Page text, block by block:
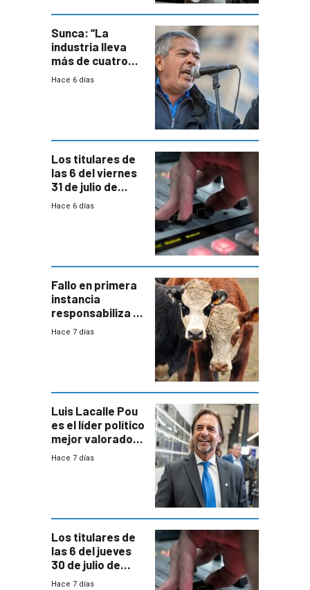
Sunca: “La
industria lleva
más de cuatro
meses sin
Hace 6 días
Los titulares de
las 6 del viernes
31 de julio de
2026
Hace 6 días
Fallo en primera
instancia
responsabiliza al
Estado por falta
Hace 7 días
Luis Lacalle Pou
es el líder político
mejor valorado
del país, según
Hace 7 días
Los titulares de
las 6 del jueves
30 de julio de
2026
Hace 7 días